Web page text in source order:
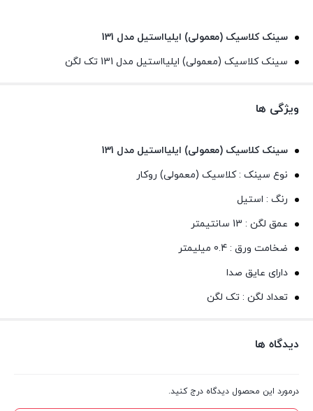
سینک کلاسیک (معمولی) ایلیااستیل مدل 131
سینک کلاسیک (معمولی) ایلیااستیل مدل 131 تک لگن
ویژگی ها
سینک کلاسیک (معمولی) ایلیااستیل مدل 131
نوع سینک : کلاسیک (معمولی) روکار
رنگ : استیل
عمق لگن : 13 سانتیمتر
ضخامت ورق : 0.4 میلیمتر
دارای عایق صدا
تعداد لگن : تک لگن
دیدگاه ها
درمورد این محصول دیدگاه درج کنید.